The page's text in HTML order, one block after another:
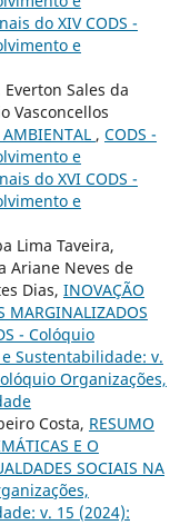
do XIV CODS -
e
Sales da
Vasconcellos
AMBIENTAL , CODS -
e
do XVI CODS -
e
Lima Taveira,
Ariane Neves de
Dias, INOVAÇÃO
MARGINALIZADOS
- Colóquio
Sustentabilidade: v.
Organizações,
Costa, RESUMO
E O
SOCIAIS NA
v. 15 (2024):